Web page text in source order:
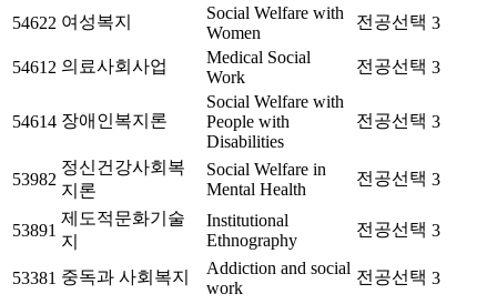
54622 여성복지
Social Welfare with
Women
전공선택 3
54612 의료사회사업
Medical Social
Work
전공선택 3
54614 장애인복지론
Social Welfare with
People with
Disabilities
전공선택 3
53982
정신건강사회복
지론
Social Welfare in
Mental Health
전공선택 3
53891
제도적문화기술
지
Institutional
Ethnography
전공선택 3
53381 중독과 사회복지
Addiction and social
work
전공선택 3